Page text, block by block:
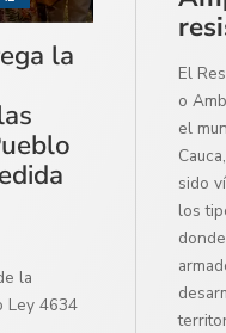
la
la
Ley 4634
El
o
el
sido
los